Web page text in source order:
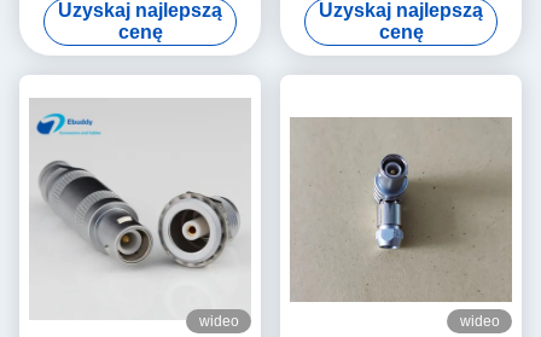
2-8 pinów
Uzyskaj najlepszą
cenę
Uzyskaj najlepszą
cenę
wideo wideo